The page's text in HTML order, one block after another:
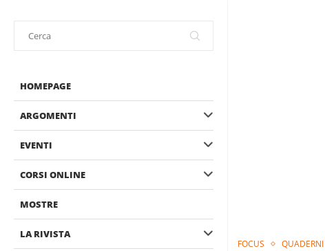
HOMEPAGE
ARGOMENTI
EVENTI
CORSI ONLINE
MOSTRE
LA RIVISTA
FOCUS